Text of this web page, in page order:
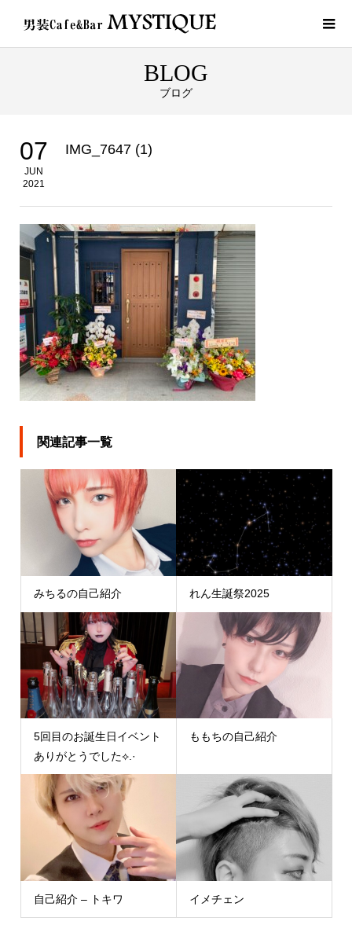
BLOG
ブログ
07
JUN
2021
IMG_7647 (1)
関連記事一覧
みちるの自己紹介 れん生誕祭2025
5回目のお誕生日イベント
ありがとうでした⟡.·
ももちの自己紹介
自己紹介 – トキワ イメチェン